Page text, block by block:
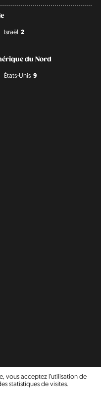
vous acceptez l’utilisation de
statistiques de visites.
Israël 2
du Nord
États-Unis 9